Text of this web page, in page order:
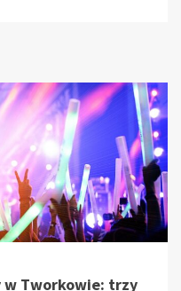
w Tworkowie: trzy